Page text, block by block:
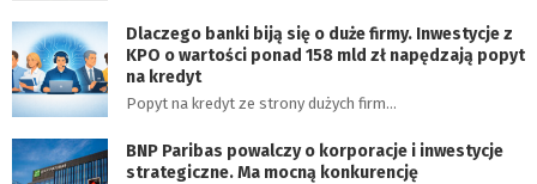
Dlaczego banki biją się o duże firmy. Inwestycje z
KPO o wartości ponad 158 mld zł napędzają popyt
na kredyt
Popyt na kredyt ze strony dużych firm…
BNP Paribas powalczy o korporacje i inwestycje
strategiczne. Ma mocną konkurencję